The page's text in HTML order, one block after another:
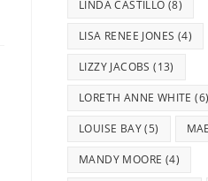
LINDA CASTILLO (8)
LISA RENEE JONES (4)
LIZZY JACOBS (13)
LORETH ANNE WHITE (6)
LOUISE BAY(5)
MANDY MOORE (4)